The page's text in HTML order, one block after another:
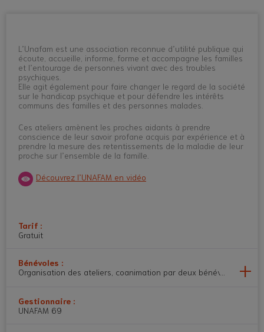
L’Unafam est une association reconnue d’utilité publique qui
écoute, accueille, informe, forme et accompagne les familles
et l’entourage de personnes vivant avec des troubles
psychiques.
Elle agit également pour faire changer le regard de la société
sur le handicap psychique et pour défendre les intérêts
communs des familles et des personnes malades.
Ces ateliers amènent les proches aidants à prendre
conscience de leur savoir profane acquis par expérience et à
prendre la mesure des retentissements de la maladie de leur
proche sur l’ensemble de la famille.
Découvrez l’UNAFAM en vidéo
Tarif :
Gratuit
Bénévoles :
Organisation des ateliers, coanimation par deux bénévoles
Gestionnaire :
UNAFAM 69